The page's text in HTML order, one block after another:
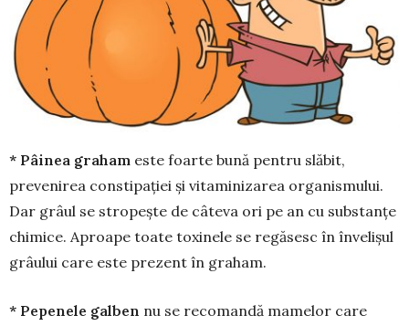
* Pâinea graham este foarte bună pentru slăbit,
prevenirea constipației și vitaminizarea organismului.
Dar grâul se stropește de câteva ori pe an cu substanțe
chimice. Aproape toate toxinele se regăsesc în învelișul
grâului care este prezent în graham.
* Pepenele galben nu se recomandă mamelor care